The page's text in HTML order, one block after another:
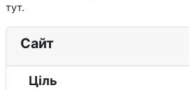
тут.
Сайт
Ціль